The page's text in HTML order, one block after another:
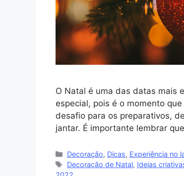
O Natal é uma das datas mais
especial, pois é o momento
desafio para os preparativos,
jantar. É importante lembrar
Decoração, Dicas, Experiência no
Decoração de Natal, Ideias